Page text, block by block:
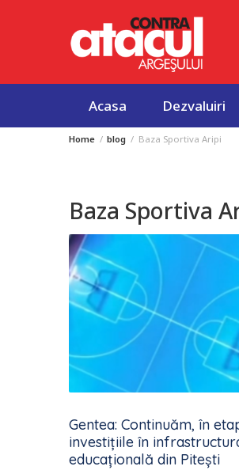
Acasa Dezvaluiri
Home blog Baza Sportiva Aripi
Baza Sportiva
Gentea: Continuăm, în
investițiile în
educațională din Pitești